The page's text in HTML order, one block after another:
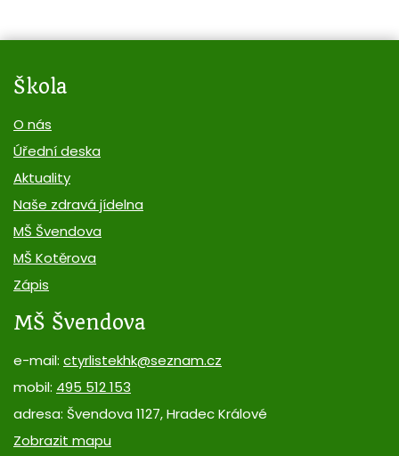
Škola
O nás
Úřední deska
Aktuality
Naše zdravá jídelna
MŠ Švendova
MŠ Kotěrova
Zápis
MŠ Švendova
e-mail: ctyrlistekhk@seznam.cz
mobil: 495 512 153
adresa: Švendova 1127, Hradec Králové
Zobrazit mapu